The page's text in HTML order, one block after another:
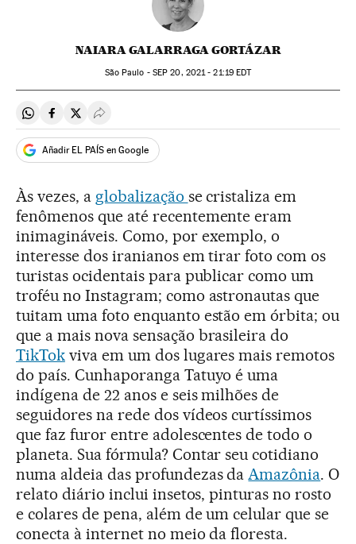
NAIARA GALARRAGA GORTÁZAR
São Paulo - SEP 20, 2021 - 21:19EDT
Compartir en Whatsapp
Compartir en Facebook
Compartir en Twitter
Desplegar Redes Sociales
Añadir EL PAÍS en Google
Às vezes, a globalização se cristaliza em
fenômenos que até recentemente eram
inimagináveis. Como, por exemplo, o
interesse dos iranianos em tirar foto com os
turistas ocidentais para publicar como um
troféu no Instagram; como astronautas que
tuitam uma foto enquanto estão em órbita; ou
que a mais nova sensação brasileira do
TikTokviva em um dos lugares mais remotos
do país. Cunhaporanga Tatuyo é uma
indígena de 22 anos e seis milhões de
seguidores na rede dos vídeos curtíssimos
que faz furor entre adolescentes de todo o
planeta. Sua fórmula? Contar seu cotidiano
numa aldeia das profundezas daAmazônia. O
relato diário inclui insetos, pinturas no rosto
e colares de pena, além de um celular que se
conecta à internet no meio da floresta.